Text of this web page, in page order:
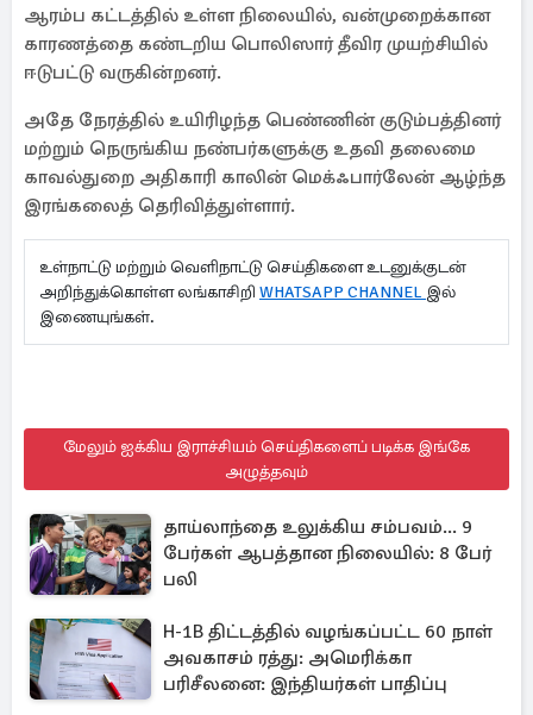
ஆரம்ப கட்டத்தில் உள்ள நிலையில், வன்முறைக்கான
காரணத்தை கண்டறிய பொலிஸார் தீவிர முயற்சியில்
ஈடுபட்டு வருகின்றனர்.
அதே நேரத்தில் உயிரிழந்த பெண்ணின் குடும்பத்தினர்
மற்றும் நெருங்கிய நண்பர்களுக்கு உதவி தலைமை
காவல்துறை அதிகாரி காலின் மெக்ஃபார்லேன் ஆழ்ந்த
இரங்கலைத் தெரிவித்துள்ளார்.
உள்நாட்டு மற்றும் வெளிநாட்டு செய்திகளை உடனுக்குடன்
அறிந்துக்கொள்ள லங்காசிறி WHATSAPP CHANNEL இல்
இணையுங்கள்.
மேலும் ஐக்கிய இராச்சியம் செய்திகளைப் படிக்க இங்கே
அழுத்தவும்
தாய்லாந்தை உலுக்கிய சம்பவம்... 9
பேர்கள் ஆபத்தான நிலையில்: 8 பேர்
பலி
H-1B திட்டத்தில் வழங்கப்பட்ட 60 நாள்
அவகாசம் ரத்து: அமெரிக்கா
பரிசீலனை: இந்தியர்கள் பாதிப்பு